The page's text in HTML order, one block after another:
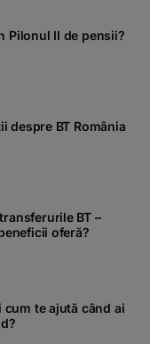
Pilonul II de pensii?
despre BT România
BT –
oferă?
cum te ajută când ai